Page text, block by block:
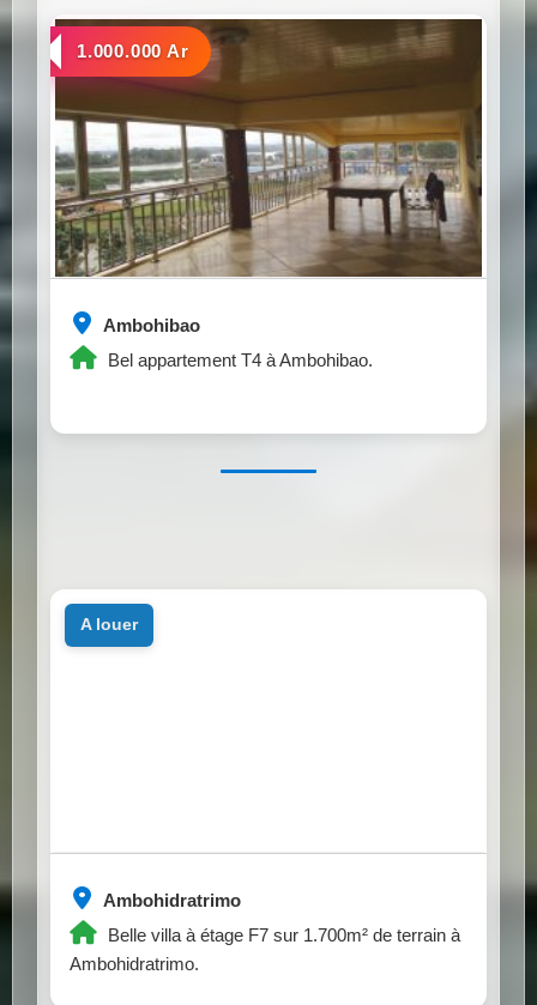
Ambohibao
Bel appartement T4 à Ambohibao.
a louer
1.000.000 Ar
Ambohidratrimo
Belle villa à étage F7 sur 1.700m² de terrain à
Ambohidratrimo.
a louer